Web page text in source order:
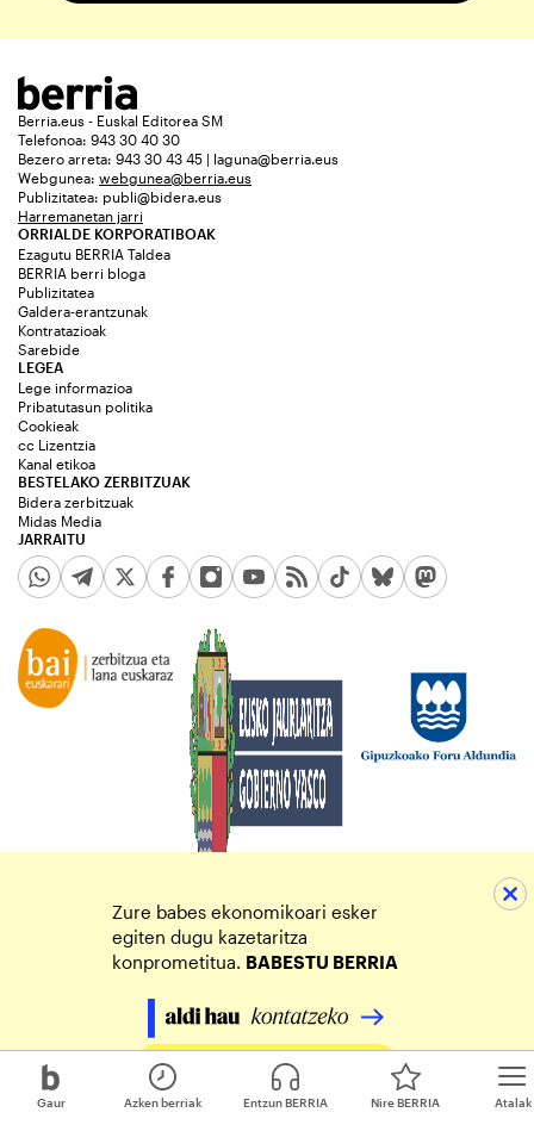
Gaur Atalak
Azken berriak Entzun BERRIA Nire BERRIA
Berria.eus - Euskal Editorea SM
Telefonoa: 943 30 40 30
Bezero arreta: 943 30 43 45 | laguna@berria.eus
Webgunea: webgunea@berria.eus
Publizitatea: publi@bidera.eus
Harremanetan jarri
ORRIALDE KORPORATIBOAK
Ezagutu BERRIA Taldea
BERRIA berri bloga
Publizitatea
Galdera-erantzunak
Kontratazioak
Sarebide
JARRAITU
LEGEA
Lege informazioa
Pribatutasun politika
Cookieak
cc Lizentzia
Kanal etikoa
BESTELAKO ZERBITZUAK
Bidera zerbitzuak
Midas Media
Zure babes ekonomikoari esker
egiten dugu kazetaritza
konprometitua. BABESTU BERRIA
Egin zure ekarpena